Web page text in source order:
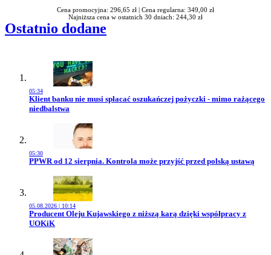
Cena promocyjna: 296,65 zł | Cena regularna: 349,00 zł
Najniższa cena w ostatnich 30 dniach: 244,30 zł
Ostatnio dodane
05:34
Przejdź do artykułu:
Klient banku nie musi spłacać oszukańczej pożyczki - mimo rażącego
niedbalstwa
05:30
Przejdź do artykułu:
PPWR od 12 sierpnia. Kontrola może przyjść przed polską ustawą
05.08.2026 | 10:14
Przejdź do artykułu:
Producent Oleju Kujawskiego z niższą karą dzięki współpracy z
UOKiK